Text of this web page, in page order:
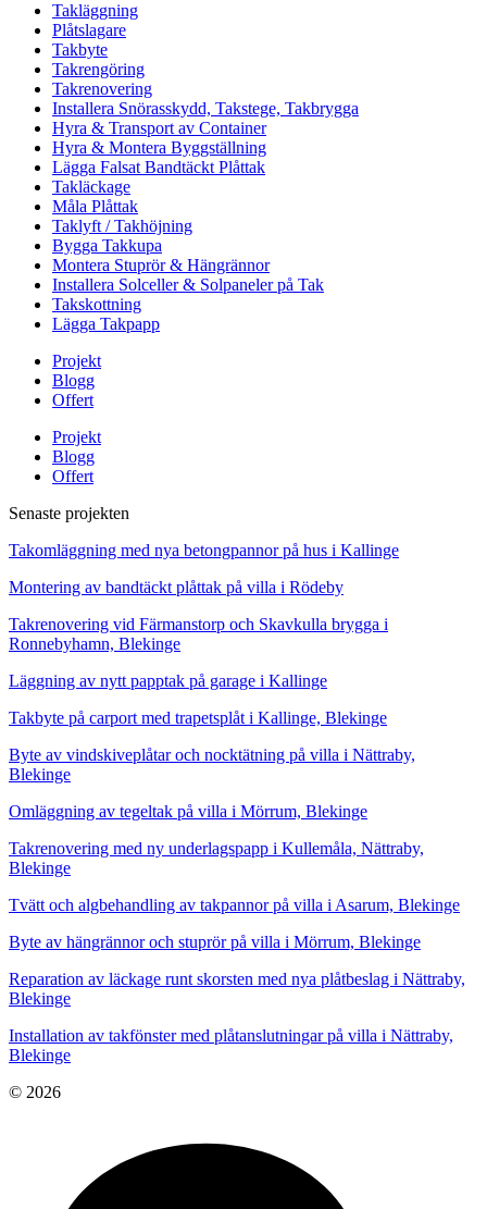
Takläggning
Plåtslagare
Takbyte
Takrengöring
Takrenovering
Installera Snörasskydd, Takstege, Takbrygga
Hyra & Transport av Container
Hyra & Montera Byggställning
Lägga Falsat Bandtäckt Plåttak
Takläckage
Måla Plåttak
Taklyft / Takhöjning
Bygga Takkupa
Montera Stuprör & Hängrännor
Installera Solceller & Solpaneler på Tak
Takskottning
Lägga Takpapp
Projekt
Blogg
Offert
Projekt
Blogg
Offert
Senaste projekten
Takomläggning med nya betongpannor på hus i Kallinge
Montering av bandtäckt plåttak på villa i Rödeby
Takrenovering vid Färmanstorp och Skavkulla brygga i
Ronnebyhamn, Blekinge
Läggning av nytt papptak på garage i Kallinge
Takbyte på carport med trapetsplåt i Kallinge, Blekinge
Byte av vindskiveplåtar och nocktätning på villa i Nättraby,
Blekinge
Omläggning av tegeltak på villa i Mörrum, Blekinge
Takrenovering med ny underlagspapp i Kullemåla, Nättraby,
Blekinge
Tvätt och algbehandling av takpannor på villa i Asarum, Blekinge
Byte av hängrännor och stuprör på villa i Mörrum, Blekinge
Reparation av läckage runt skorsten med nya plåtbeslag i Nättraby,
Blekinge
Installation av takfönster med plåtanslutningar på villa i Nättraby,
Blekinge
© 2026